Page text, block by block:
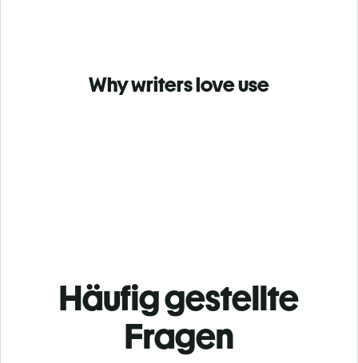
Why writers love use
Häufig gestellte
Fragen